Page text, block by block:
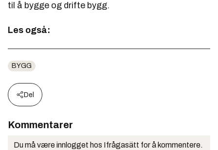
til å bygge og drifte bygg.
Les også:
BYGG
Del
Kommentarer
Du må være innlogget hos Ifrågasätt for å kommentere.